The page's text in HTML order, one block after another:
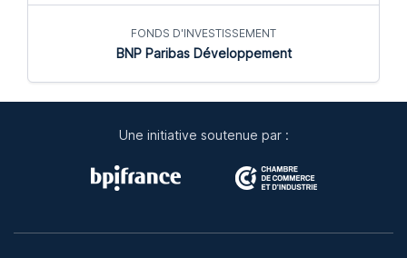
FONDS D'INVESTISSEMENT
BNP Paribas Développement
Une initiative soutenue par :